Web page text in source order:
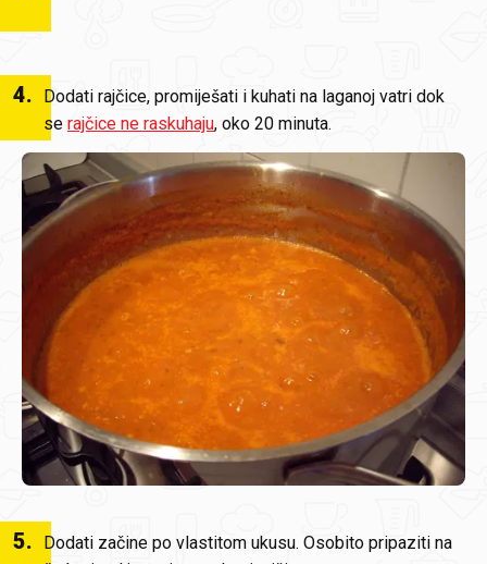
4.
Dodati rajčice, promiješati i kuhati na laganoj vatri dok
se rajčice ne raskuhaju, oko 20 minuta.
5.
Dodati začine po vlastitom ukusu. Osobito pripaziti na